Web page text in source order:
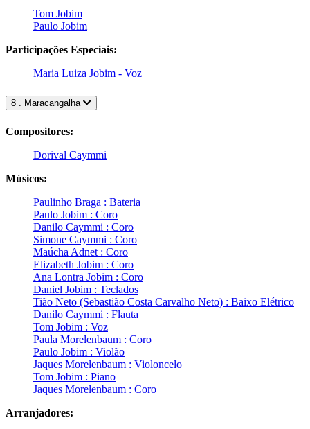
Tom Jobim
Paulo Jobim
Participações Especiais:
Maria Luiza Jobim - Voz
8 . Maracangalha
Compositores:
Dorival Caymmi
Músicos:
Paulinho Braga : Bateria
Paulo Jobim : Coro
Danilo Caymmi : Coro
Simone Caymmi : Coro
Maúcha Adnet : Coro
Elizabeth Jobim : Coro
Ana Lontra Jobim : Coro
Daniel Jobim : Teclados
Tião Neto (Sebastião Costa Carvalho Neto) : Baixo Elétrico
Danilo Caymmi : Flauta
Tom Jobim : Voz
Paula Morelenbaum : Coro
Paulo Jobim : Violão
Jaques Morelenbaum : Violoncelo
Tom Jobim : Piano
Jaques Morelenbaum : Coro
Arranjadores: